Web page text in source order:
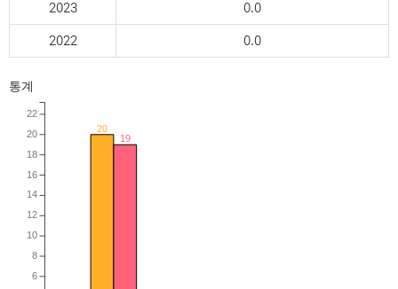
2023 0.0
2022 0.0
통계
20
19
6
8
10
12
14
16
18
20
22